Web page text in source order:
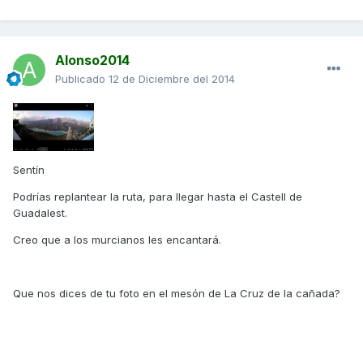
Alonso2014
Publicado 12 de Diciembre del 2014
Sentín
Podrías replantear la ruta, para llegar hasta el Castell de
Guadalest.
Creo que a los murcianos les encantará.
Que nos dices de tu foto en el mesón de La Cruz de la cañada?